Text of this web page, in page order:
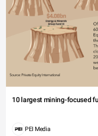
10 largest mining-focused
PEI Media